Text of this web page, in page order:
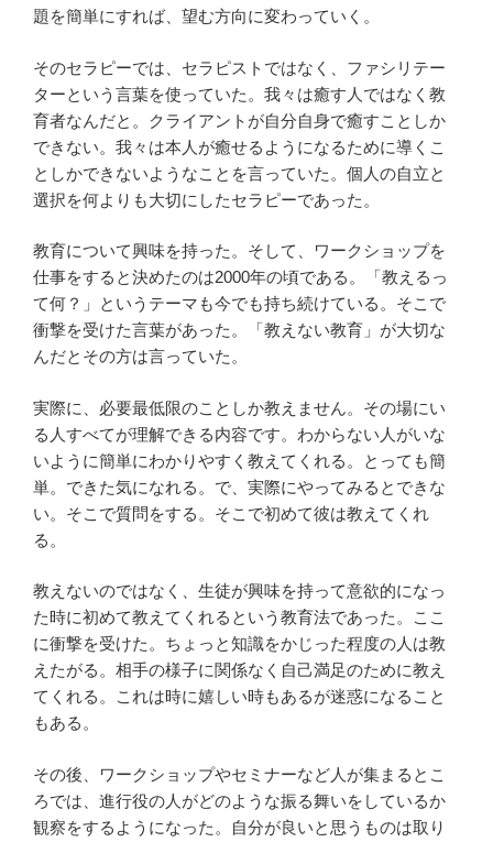
題を簡単にすれば、望む方向に変わっていく。
そのセラピーでは、セラピストではなく、ファシリテー
ターという言葉を使っていた。我々は癒す人ではなく教
育者なんだと。クライアントが自分自身で癒すことしか
できない。我々は本人が癒せるようになるために導くこ
としかできないようなことを言っていた。個人の自立と
選択を何よりも大切にしたセラピーであった。
教育について興味を持った。そして、ワークショップを
仕事をすると決めたのは2000年の頃である。「教えるっ
て何？」というテーマも今でも持ち続けている。そこで
衝撃を受けた言葉があった。「教えない教育」が大切な
んだとその方は言っていた。
実際に、必要最低限のことしか教えません。その場にい
る人すべてが理解できる内容です。わからない人がいな
いように簡単にわかりやすく教えてくれる。とっても簡
単。できた気になれる。で、実際にやってみるとできな
い。そこで質問をする。そこで初めて彼は教えてくれ
る。
教えないのではなく、生徒が興味を持って意欲的になっ
た時に初めて教えてくれるという教育法であった。ここ
に衝撃を受けた。ちょっと知識をかじった程度の人は教
えたがる。相手の様子に関係なく自己満足のために教え
てくれる。これは時に嬉しい時もあるが迷惑になること
もある。
その後、ワークショップやセミナーなど人が集まるとこ
ろでは、進行役の人がどのような振る舞いをしているか
観察をするようになった。自分が良いと思うものは取り